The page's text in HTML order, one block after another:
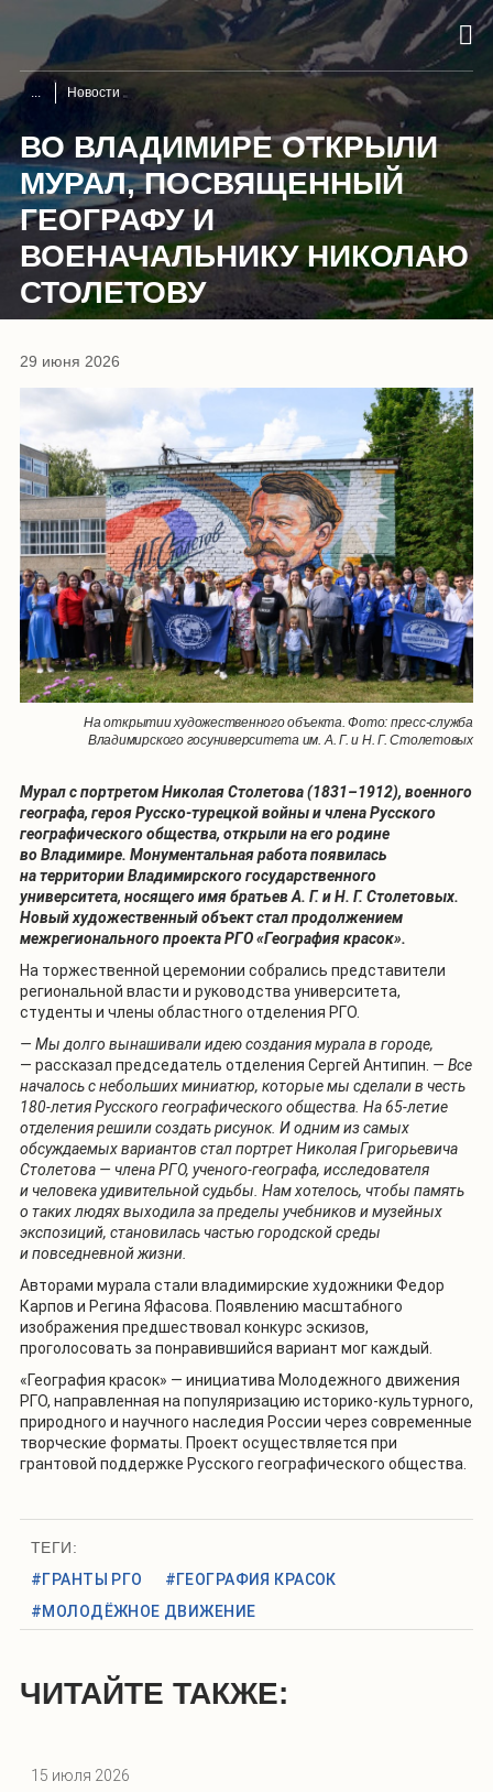
Новости
ВО ВЛАДИМИРЕ ОТКРЫЛИ
МУРАЛ, ПОСВЯЩЕННЫЙ
ГЕОГРАФУ И
ВОЕНАЧАЛЬНИКУ НИКОЛАЮ
СТОЛЕТОВУ
29 июня 2026
На открытии художественного объекта. Фото: пресс-служба
Владимирского госуниверситета им. А. Г. и Н. Г. Столетовых
Мурал с портретом Николая Столетова (1831–1912), военного
географа, героя Русско-турецкой войны и члена Русского
географического общества, открыли на его родине
во Владимире. Монументальная работа появилась
на территории Владимирского государственного
университета, носящего имя братьев А. Г. и Н. Г. Столетовых.
Новый художественный объект стал продолжением
межрегионального проекта РГО «География красок».
На торжественной церемонии собрались представители
региональной власти и руководства университета,
студенты и члены областного отделения РГО.
— Мы долго вынашивали идею создания мурала в городе,
— рассказал председатель отделения Сергей Антипин. — Все
началось с небольших миниатюр, которые мы сделали в честь
180-летия Русского географического общества. На 65-летие
отделения решили создать рисунок. И одним из самых
обсуждаемых вариантов стал портрет Николая Григорьевича
Столетова — члена РГО, ученого-географа, исследователя
и человека удивительной судьбы. Нам хотелось, чтобы память
о таких людях выходила за пределы учебников и музейных
экспозиций, становилась частью городской среды
и повседневной жизни.
Авторами мурала стали владимирские художники Федор
Карпов и Регина Яфасова. Появлению масштабного
изображения предшествовал конкурс эскизов,
проголосовать за понравившийся вариант мог каждый.
«География красок» — инициатива Молодежного движения
РГО, направленная на популяризацию историко-культурного,
природного и научного наследия России через современные
творческие форматы. Проект осуществляется при
грантовой поддержке Русского географического общества.
ТЕГИ:
#ГРАНТЫ РГО
#ГЕОГРАФИЯ КРАСОК
#МОЛОДЁЖНОЕ ДВИЖЕНИЕ
ЧИТАЙТЕ ТАКЖЕ:
15 июля 2026